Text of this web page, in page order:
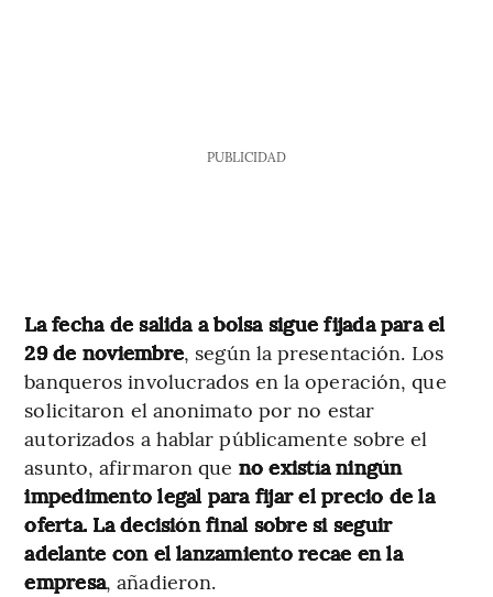
PUBLICIDAD
La fecha de salida a bolsa sigue fijada para el
29 de noviembre, según la presentación. Los
banqueros involucrados en la operación, que
solicitaron el anonimato por no estar
autorizados a hablar públicamente sobre el
asunto, afirmaron que no existía ningún
impedimento legal para fijar el precio de la
oferta. La decisión final sobre si seguir
adelante con el lanzamiento recae en la
empresa, añadieron.